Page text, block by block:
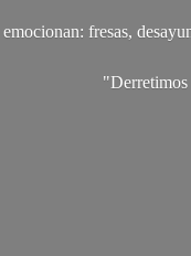
fresas,
"Derretimos